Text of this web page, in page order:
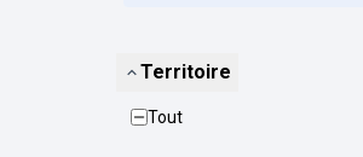
Territoire
Tout